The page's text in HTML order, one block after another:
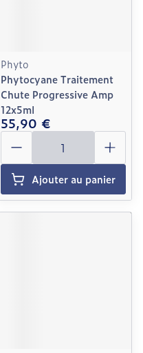
Phyto
Phytocyane Traitement
Chute Progressive Amp
12x5ml
55,90 €
Quantité
Ajouter au panier